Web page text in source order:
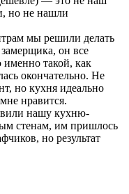
но не нашли
мы решили делать
он все
такой, как
окончательно. Не
но кухня идеально
нравится.
нашу кухню-
стенам, им пришлось
но результат